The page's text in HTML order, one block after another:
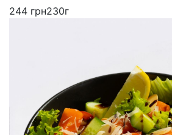
244 грн230г